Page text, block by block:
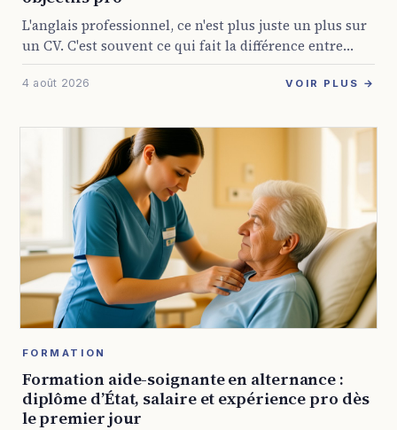
L'anglais professionnel, ce n'est plus juste un plus sur
un CV. C'est souvent ce qui fait la différence entre
rester bloqué dans son poste et décrocher une mission
internationale, animer ...
4 août 2026 VOIR PLUS →
FORMATION
Formation aide-soignante en alternance :
diplôme d’État, salaire et expérience pro dès
le premier jour